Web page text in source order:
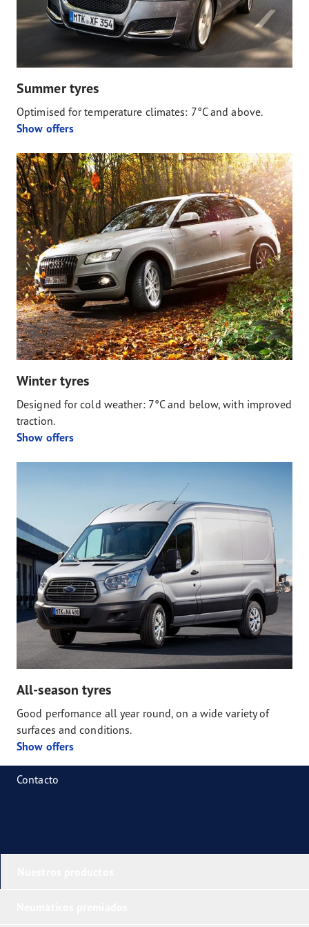
Summer tyres
Optimised for temperature climates: 7°C and above.
Show offers
Winter tyres
Designed for cold weather: 7°C and below, with improved
traction.
Show offers
All-season tyres
Good perfomance all year round, on a wide variety of
surfaces and conditions.
Show offers
Contacto